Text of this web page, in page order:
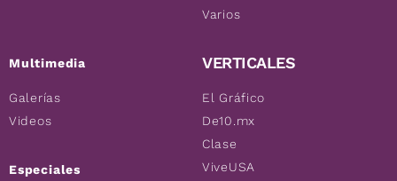
Multimedia
Galerías
Videos
Especiales
Varios
VERTICALES
El Gráfico
De10.mx
Clase
ViveUSA